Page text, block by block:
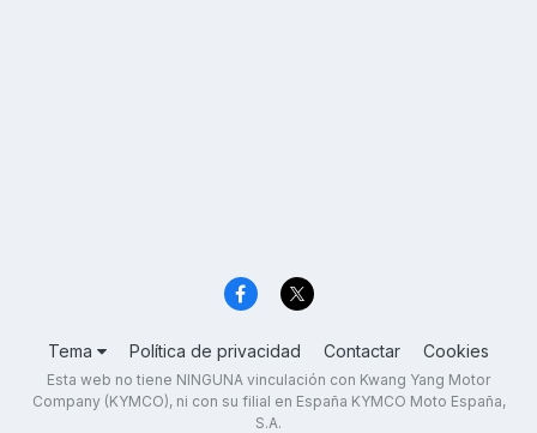
Tema Política de privacidad Contactar Cookies
Esta web no tiene NINGUNA vinculación con Kwang Yang Motor
Company (KYMCO), ni con su filial en España KYMCO Moto España,
S.A.